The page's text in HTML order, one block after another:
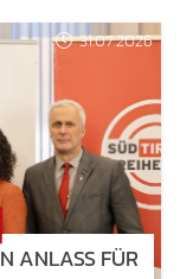
31.07.2026
ANLASS FÜR